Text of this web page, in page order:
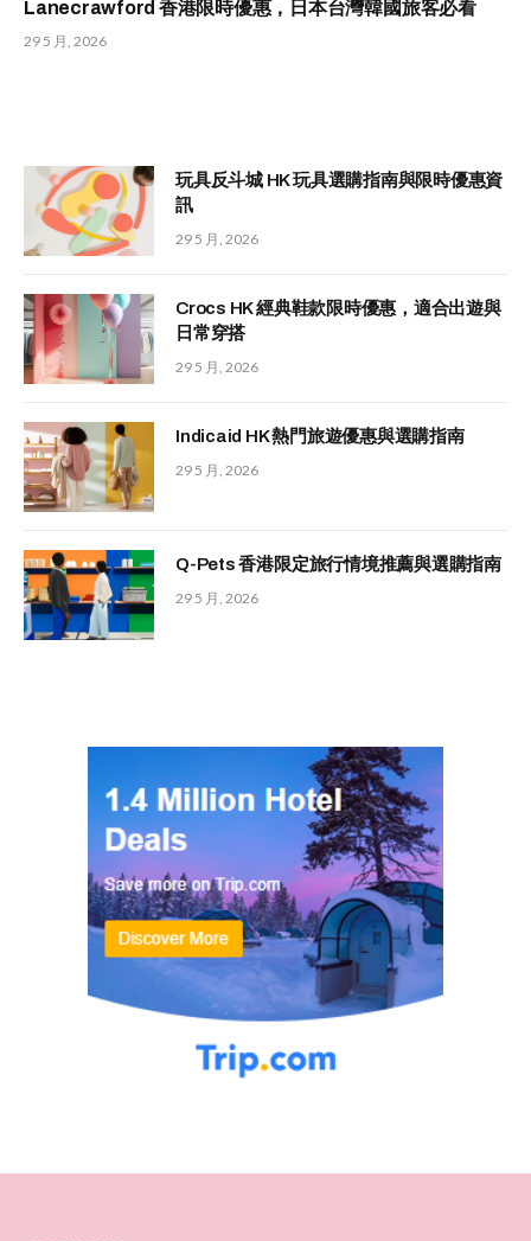
Lanecrawford 香港限時優惠，日本台灣韓國旅客必看
29 5 月, 2026
玩具反斗城 HK 玩具選購指南與限時優惠資
訊
29 5 月, 2026
Crocs HK 經典鞋款限時優惠，適合出遊與
日常穿搭
29 5 月, 2026
Indicaid HK 熱門旅遊優惠與選購指南
29 5 月, 2026
Q-Pets 香港限定旅行情境推薦與選購指南
29 5 月, 2026